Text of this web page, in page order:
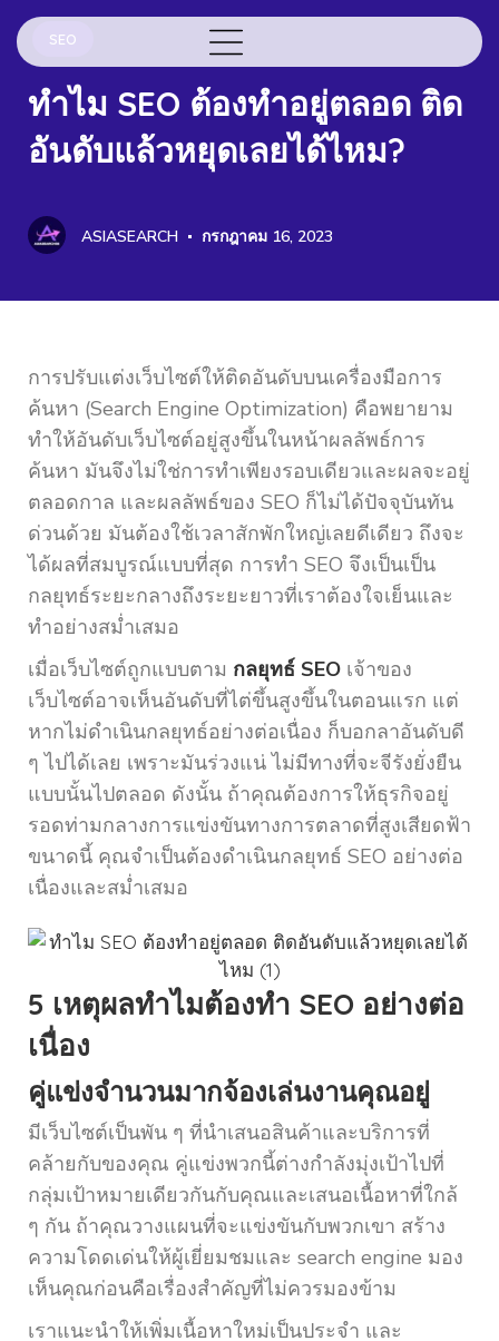
SEO
ทำไม SEO ต้องทำอยู่ตลอด ติด
อันดับแล้วหยุดเลยได้ไหม?
ASIASEARCH กรกฎาคม 16, 2023
การปรับแต่งเว็บไซต์ให้ติดอันดับบนเครื่องมือการ
ค้นหา (Search Engine Optimization) คือพยายาม
ทำให้อันดับเว็บไซต์อยู่สูงขึ้นในหน้าผลลัพธ์การ
ค้นหา มันจึงไม่ใช่การทำเพียงรอบเดียวและผลจะอยู่
ตลอดกาล และผลลัพธ์ของ SEO ก็ไม่ได้ปัจจุบันทัน
ด่วนด้วย มันต้องใช้เวลาสักพักใหญ่เลยดีเดียว ถึงจะ
ได้ผลที่สมบูรณ์แบบที่สุด การทำ SEO จึงเป็นเป็น
กลยุทธ์ระยะกลางถึงระยะยาวที่เราต้องใจเย็นและ
ทำอย่างสม่ำเสมอ
เมื่อเว็บไซต์ถูกแบบตาม กลยุทธ์ SEO เจ้าของ
เว็บไซต์อาจเห็นอันดับที่ไต่ขึ้นสูงขึ้นในตอนแรก แต่
หากไม่ดำเนินกลยุทธ์อย่างต่อเนื่อง ก็บอกลาอันดับดี
ๆ ไปได้เลย เพราะมันร่วงแน่ ไม่มีทางที่จะจีรังยั่งยืน
แบบนั้นไปตลอด ดังนั้น ถ้าคุณต้องการให้ธุรกิจอยู่
รอดท่ามกลางการแข่งขันทางการตลาดที่สูงเสียดฟ้า
ขนาดนี้ คุณจำเป็นต้องดำเนินกลยุทธ์ SEO อย่างต่อ
เนื่องและสม่ำเสมอ
5 เหตุผลทำไมต้องทำ SEO อย่างต่อ
เนื่อง
คู่แข่งจำนวนมากจ้องเล่นงานคุณอยู่
มีเว็บไซต์เป็นพัน ๆ ที่นำเสนอสินค้าและบริการที่
คล้ายกับของคุณ คู่แข่งพวกนี้ต่างกำลังมุ่งเป้าไปที่
กลุ่มเป้าหมายเดียวกันกับคุณและเสนอเนื้อหาที่ใกล้
ๆ กัน ถ้าคุณวางแผนที่จะแข่งขันกับพวกเขา สร้าง
ความโดดเด่นให้ผู้เยี่ยมชมและ search engine มอง
เห็นคุณก่อนคือเรื่องสำคัญที่ไม่ควรมองข้าม
เราแนะนำให้เพิ่มเนื้อหาใหม่เป็นประจำ และ